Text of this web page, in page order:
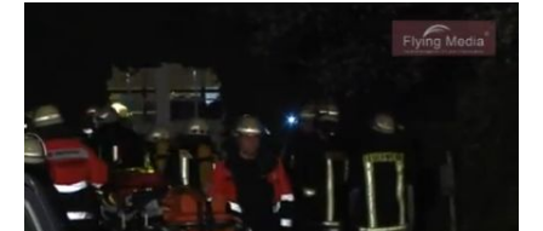
Reiseempfehlungen.